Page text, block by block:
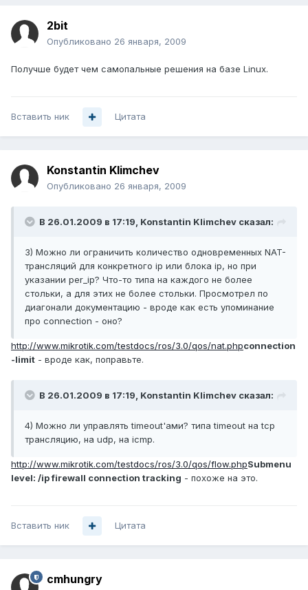
2bit
Опубликовано 26 января, 2009
Получше будет чем самопальные решения на базе Linux.
Вставить ник Цитата
Konstantin Klimchev
Опубликовано 26 января, 2009
В 26.01.2009 в 17:19, Konstantin Klimchev сказал:
3) Можно ли ограничить количество одновременных NAT-
трансляций для конкретного ip или блока ip, но при
указании per_ip? Что-то типа на каждого не более
стольки, а для этих не более стольки. Просмотрел по
диагонали документацию - вроде как есть упоминание
про connection - оно?
http://www.mikrotik.com/testdocs/ros/3.0/qos/nat.phpconnection
-limit - вроде как, поправьте.
В 26.01.2009 в 17:19, Konstantin Klimchev сказал:
4) Можно ли управлять timeout'ами? типа timeout на tcp
трансляцию, на udp, на icmp.
http://www.mikrotik.com/testdocs/ros/3.0/qos/flow.phpSubmenu
level: /ip firewall connection tracking - похоже на это.
Вставить ник Цитата
cmhungry